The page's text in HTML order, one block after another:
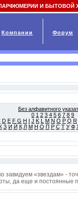
Без алфавитного
0 1 2 3 4 5 6 7 8 9
D E F G H I J K L M N O P Q R
З И Й К Л М Н О П Р С Т У Ф
завидуем «звездам» -
да еще и постоянные
И БЫТОВОЙ
Компании Форум